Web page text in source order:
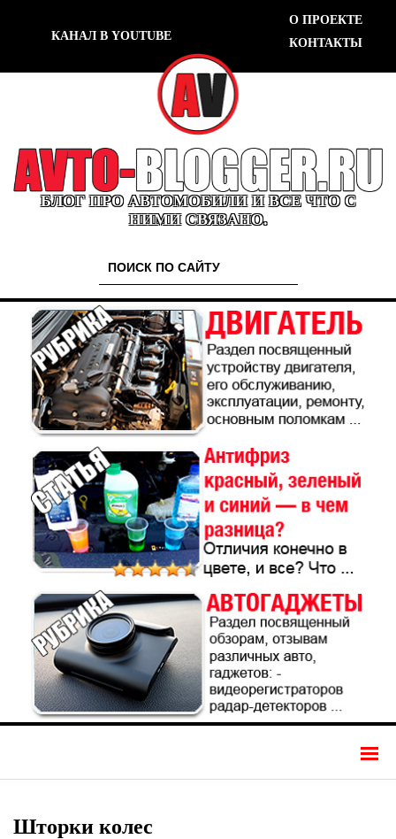
КАНАЛ В YOUTUBE
О ПРОЕКТЕ
КОНТАКТЫ
БЛОГ ПРО АВТОМОБИЛИ И ВСЕ ЧТО С
НИМИ СВЯЗАНО.
Шторки колес